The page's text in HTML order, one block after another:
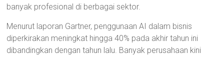
banyak profesional di berbagai sektor.
Menurut laporan Gartner, penggunaan AI dalam bisnis
diperkirakan meningkat hingga 40% pada akhir tahun ini
dibandingkan dengan tahun lalu. Banyak perusahaan kini